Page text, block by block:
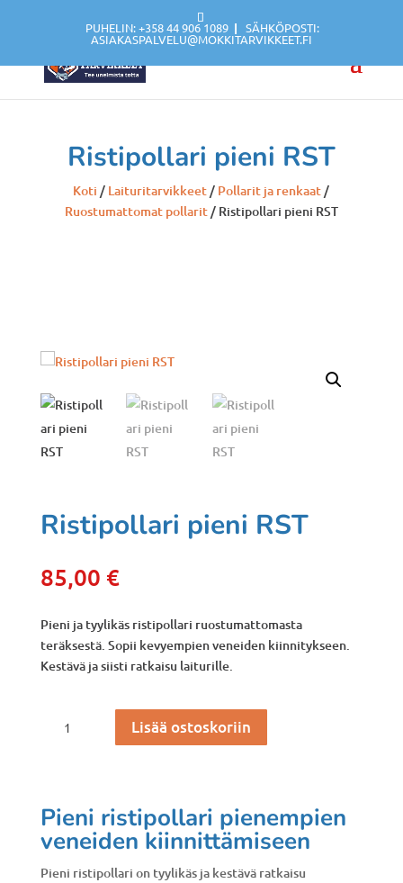
PUHELIN: +358 44 906 1089 |SÄHKÖPOSTI:
ASIAKASPALVELU@MOKKITARVIKKEET.FI
Ristipollari pieni RST
Koti / Laituritarvikkeet/ Pollarit ja renkaat/
Ruostumattomat pollarit/ Ristipollari pieni RST
Ristipollari pieni RST
85,00 €
Pieni ja tyylikäs ristipollari ruostumattomasta
teräksestä. Sopii kevyempien veneiden kiinnitykseen.
Kestävä ja siisti ratkaisu laiturille.
pieni
Lisää ostoskoriin
Pieni ristipollari pienempien
veneiden kiinnittämiseen
Pieni ristipollari on tyylikäs ja kestävä ratkaisu